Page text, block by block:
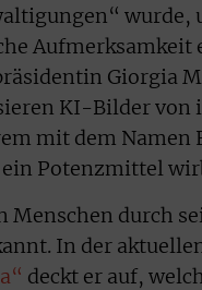
wurde,
Aufmerksamkeit
Giorgia
KI-Bilder von
mit dem Namen
Potenzmittel
Menschen durch
In der
deckt er auf,